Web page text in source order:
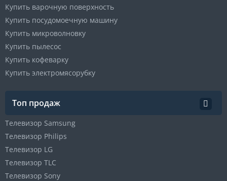
Купить варочную поверхность
Купить посудомоечную машину
Купить микроволновку
Купить пылесос
Купить кофеварку
Купить электромясорубку
Топ продаж
Телевизор Samsung
Телевизор Philips
Телевизор LG
Телевизор TLC
Телевизор Sony